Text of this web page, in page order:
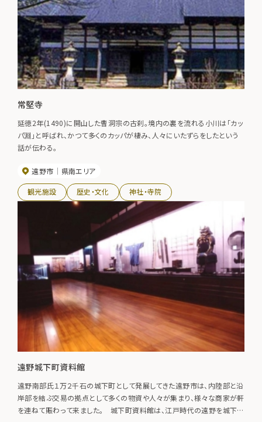
常堅寺
延徳2年(1490)に開山した曹洞宗の古刹。境内の裏を流れる小川は「カッ
パ淵」と呼ばれ、かつて多くのカッパが棲み、人々にいたずらをしたという
話が伝わる。
遠野市 県南エリア
観光施設 歴史・文化 神社・寺院
遠野城下町資料館
遠野南部氏１万２千石の城下町として発展してきた遠野市は、内陸部と沿
岸部を結ぶ交易の拠点として多くの物資や人々が集まり、様々な商家が軒
を連ねて賑わって来ました。 城下町資料館は、江戸時代の遠野を城下行